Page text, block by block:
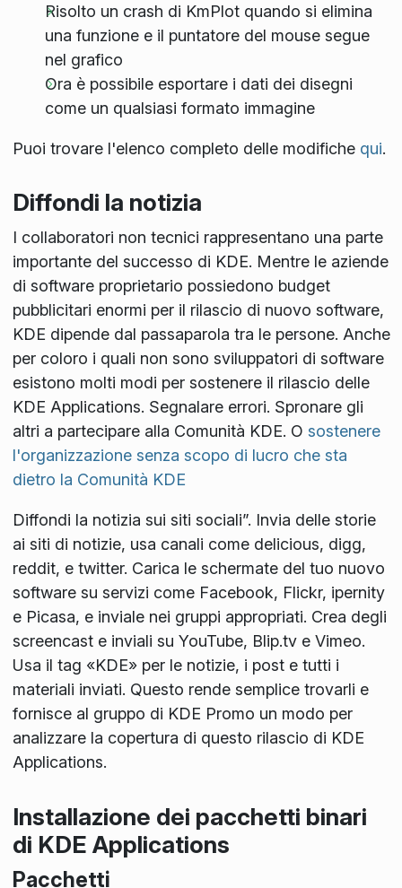
Risolto un crash di KmPlot quando si elimina
una funzione e il puntatore del mouse segue
nel grafico
Ora è possibile esportare i dati dei disegni
come un qualsiasi formato immagine
Puoi trovare l'elenco completo delle modifiche qui.
Diffondi la notizia
I collaboratori non tecnici rappresentano una parte
importante del successo di KDE. Mentre le aziende
di software proprietario possiedono budget
pubblicitari enormi per il rilascio di nuovo software,
KDE dipende dal passaparola tra le persone. Anche
per coloro i quali non sono sviluppatori di software
esistono molti modi per sostenere il rilascio delle
KDE Applications. Segnalare errori. Spronare gli
altri a partecipare alla Comunità KDE. O sostenere
l'organizzazione senza scopo di lucro che sta
dietro la Comunità KDE
Diffondi la notizia sui siti sociali”. Invia delle storie
ai siti di notizie, usa canali come delicious, digg,
reddit, e twitter. Carica le schermate del tuo nuovo
software su servizi come Facebook, Flickr, ipernity
e Picasa, e inviale nei gruppi appropriati. Crea degli
screencast e inviali su YouTube, Blip.tv e Vimeo.
Usa il tag «KDE» per le notizie, i post e tutti i
materiali inviati. Questo rende semplice trovarli e
fornisce al gruppo di KDE Promo un modo per
analizzare la copertura di questo rilascio di KDE
Applications.
Installazione dei pacchetti binari
di KDE Applications
Pacchetti